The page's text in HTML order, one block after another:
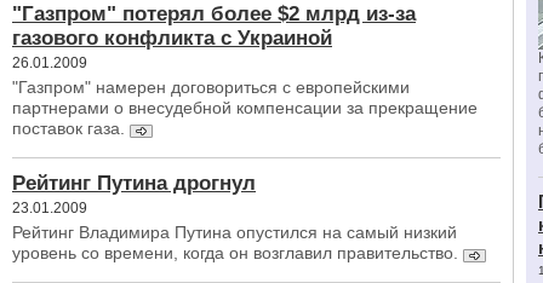
"Газпром" потерял более $2 млрд из-за
газового конфликта с Украиной
26.01.2009
"Газпром" намерен договориться с европейскими
партнерами о внесудебной компенсации за прекращение
поставок газа.
Рейтинг Путина дрогнул
23.01.2009
Рейтинг Владимира Путина опустился на самый низкий
уровень со времени, когда он возглавил правительство.